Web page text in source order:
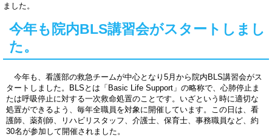
在
位
置：
ました。
今年も院内BLS講習会がスタートしまし
た。
今年も、看護部の救急チームが中心となり5月から院内BLS講習会がス
タートしました。BLSとは「Basic Life Support」の略称で、心肺停止ま
たは呼吸停止に対する一次救命処置のことです。いざという時に適切な
処置ができるよう、毎年全職員を対象に開催しています。この日は、看
護師、薬剤師、リハビリスタッフ、介護士、保育士、事務職員など、約
30名が参加して開催されました。